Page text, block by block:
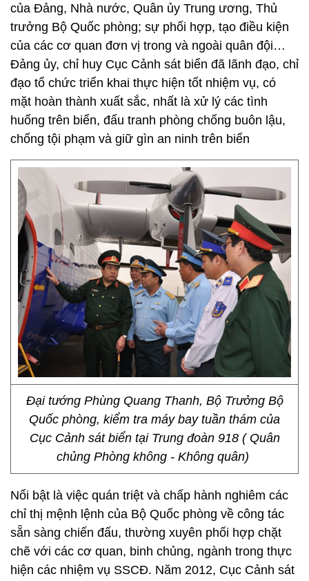
của Đảng, Nhà nước, Quân ủy Trung ương, Thủ
trưởng Bộ Quốc phòng; sự phối hợp, tạo điều kiện
của các cơ quan đơn vị trong và ngoài quân đội…
Đảng ủy, chỉ huy Cục Cảnh sát biển đã lãnh đạo, chỉ
đạo tổ chức triển khai thực hiện tốt nhiệm vụ, có
mặt hoàn thành xuất sắc, nhất là xử lý các tình
huống trên biển, đấu tranh phòng chống buôn lậu,
chống tội phạm và giữ gìn an ninh trên biển
Đại tướng Phùng Quang Thanh, Bộ Trưởng Bộ
Quốc phòng, kiểm tra máy bay tuần thám của
Cục Cảnh sát biển tại Trung đoàn 918 ( Quân
chủng Phòng không - Không quân)
Nổi bật là việc quán triệt và chấp hành nghiêm các
chỉ thị mệnh lệnh của Bộ Quốc phòng về công tác
sẵn sàng chiến đấu, thường xuyên phối hợp chặt
chẽ với các cơ quan, binh chủng, ngành trong thực
hiện các nhiệm vụ SSCĐ. Năm 2012, Cục Cảnh sát